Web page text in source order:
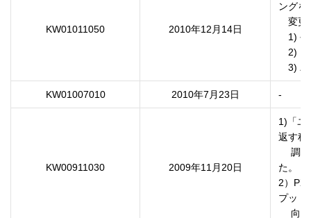
KW01011050 2010年12月14日
ングを
変更
1) 手
2) ノ
KW01007010 2010年7月23日 -
KW00911030 2009年11月20日
1)「ユ
返す程
調整
た。
2）PX
プット